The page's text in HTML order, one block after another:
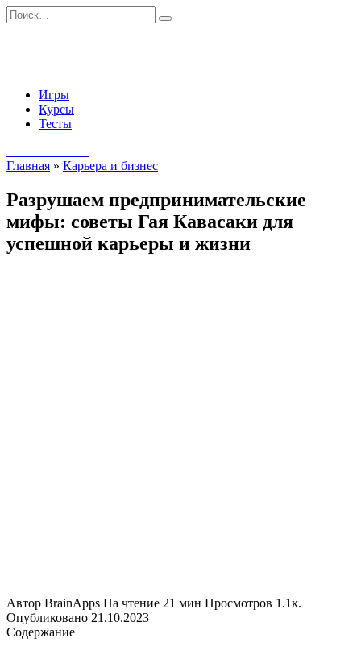
Перейти
к
Search
for:
Игры
Курсы
Тесты
Главная » Карьера и бизнес
Разрушаем предпринимательские
мифы: советы Гая Кавасаки для
успешной карьеры и жизни
Автор BrainApps На чтение 21 мин Просмотров 1.1к.
Опубликовано 21.10.2023
Содержание